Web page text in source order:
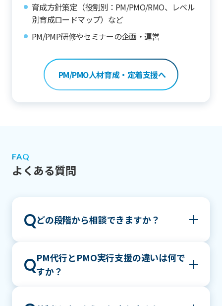
育成方針策定（役割別：PM/PMO/RMO、レベル
別育成ロードマップ）など
PM/PMP研修やセミナーの企画・運営
PM/PMO人材育成・定着支援へ
FAQ
よくある質問
Qどの段階から相談できますか？
A企画・要件が固まっていないプロジェクト立上
げの段階からでもご相談いただけます。現状の
QPM代行とPMO実行支援の違いは何で
すか？